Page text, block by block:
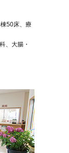
50床、療
、大腸・